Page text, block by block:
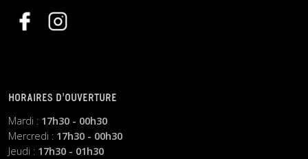
HORAIRES D’OUVERTURE
Mardi : 17h30 - 00h30
Mercredi : 17h30 - 00h30
Jeudi : 17h30 - 01h30